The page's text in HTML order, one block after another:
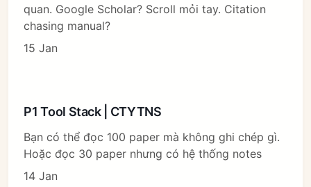
quan. Google Scholar? Scroll mỏi tay. Citation
chasing manual?
15 Jan
P1 Tool Stack | CTYTNS
Bạn có thể đọc 100 paper mà không ghi chép gì.
Hoặc đọc 30 paper nhưng có hệ thống notes
14 Jan